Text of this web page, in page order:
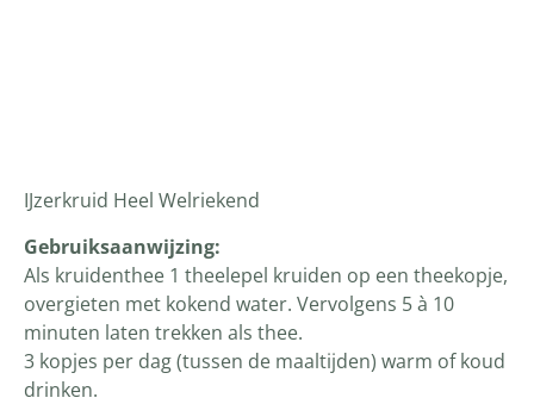
IJzerkruid Heel Welriekend
Gebruiksaanwijzing:
Als kruidenthee 1 theelepel kruiden op een theekopje,
overgieten met kokend water. Vervolgens 5 à 10
minuten laten trekken als thee.
3 kopjes per dag (tussen de maaltijden) warm of koud
drinken.